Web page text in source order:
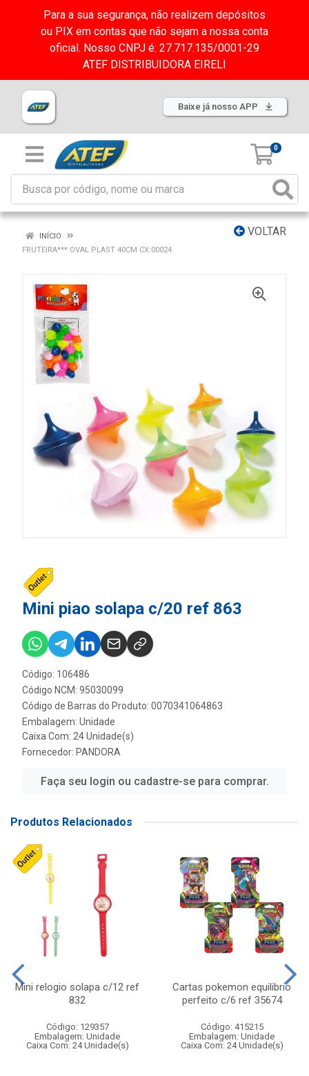
Para a sua segurança, não realizem depósitos
ou PIX em contas que não sejam a nossa conta
oficial. Nosso CNPJ é: 27.717.135/0001-29
ATEF DISTRIBUIDORA EIRELI
Baixe já nosso APP
0
VOLTAR
INÍCIO
FRUTEIRA*** OVAL PLAST 40CM CX:00024
Mini piao solapa c/20 ref 863
Código: 106486
Código NCM: 95030099
Código de Barras do Produto: 0070341064863
Embalagem: Unidade
Caixa Com: 24 Unidade(s)
Fornecedor: PANDORA
Faça seu login ou cadastre-se para comprar.
Produtos Relacionados
Mini relogio solapa c/12 ref
832
Código: 129357
Embalagem: Unidade
Caixa Com: 24 Unidade(s)
Cartas pokemon equilibrio
perfeito c/6 ref 35674
Código: 415215
Embalagem: Unidade
Caixa Com: 24 Unidade(s)